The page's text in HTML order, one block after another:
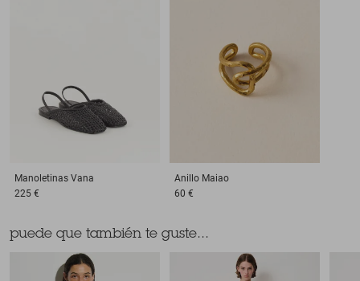
Manoletinas Vana
225 €
Anillo Maiao
60 €
puede que también te guste...